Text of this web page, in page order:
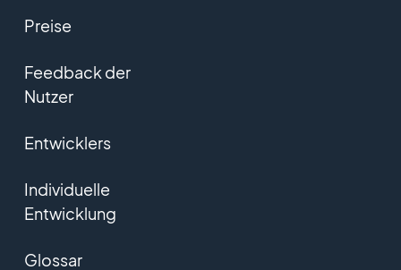
Preise
Feedback der
Nutzer
Entwicklers
Individuelle
Entwicklung
Glossar